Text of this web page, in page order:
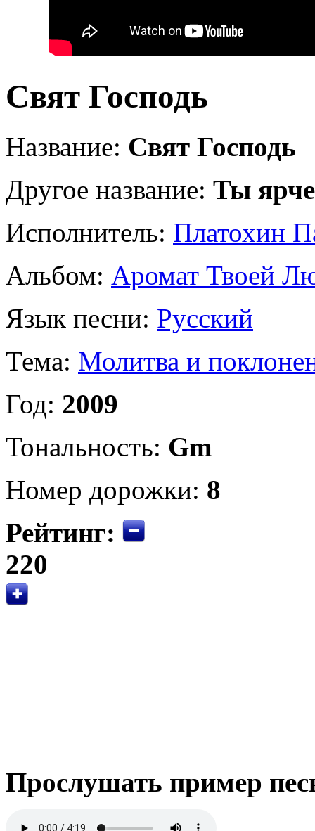
Свят Господь
Название: Свят Господь
Другое название: Ты
Исполнитель: Платохин
Альбом: Аромат Твоей
Язык песни: Русский
Тема: Молитва и
Год: 2009
Тональность: Gm
Номер дорожки: 8
Рейтинг:
220
Прослушать пример